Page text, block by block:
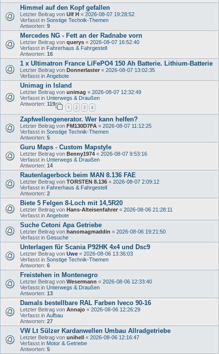
Himmel auf den Kopf gefallen
Letzter Beitrag von Ulf H « 2026-08-07 19:28:52
Verfasst in Sonstige Technik-Themen
Antworten: 9
Mercedes NG - Fett an der Radnabe vorn
Letzter Beitrag von querys « 2026-08-07 16:52:40
Verfasst in Fahrerhaus & Fahrgestell
Antworten: 16
1 x Ultimatron France LiFePO4 150 Ah Batterie. Lithium-Batterie
Letzter Beitrag von Donnerlaster « 2026-08-07 13:02:35
Verfasst in Angebote
Unimag in Island
Letzter Beitrag von unimag « 2026-08-07 12:32:49
Verfasst in Unterwegs & Draußen
Antworten: 119
1 2 3 4
Zapfwellengenerator. Wer kann helfen?
Letzter Beitrag von FM130D7FA « 2026-08-07 11:12:25
Verfasst in Sonstige Technik-Themen
Antworten: 5
Guru Maps - Custom Mapstyle
Letzter Beitrag von Benny1974 « 2026-08-07 9:53:16
Verfasst in Unterwegs & Draußen
Antworten: 14
Rautenlagerbock beim MAN 8.136 FAE
Letzter Beitrag von TORSTEN 8.136 « 2026-08-07 2:09:12
Verfasst in Fahrerhaus & Fahrgestell
Antworten: 2
Biete 5 Felgen 8-Loch mit 14,5R20
Letzter Beitrag von Hans-Alteisenfahrer « 2026-08-06 21:28:11
Verfasst in Angebote
Suche Cetoni Apa Getriebe
Letzter Beitrag von hanomagmaddin « 2026-08-06 19:21:50
Verfasst in Gesuche
Unterlagen für Scania P92HK 4x4 und Dsc9
Letzter Beitrag von Uwe « 2026-08-06 13:36:03
Verfasst in Sonstige Technik-Themen
Antworten: 6
Freistehen in Montenegro
Letzter Beitrag von Wesermann « 2026-08-06 12:33:40
Verfasst in Unterwegs & Draußen
Antworten: 13
Damals bestellbare RAL Farben Iveco 90-16
Letzter Beitrag von Annajo « 2026-08-06 12:26:29
Verfasst in Aufbau
Antworten: 27
VW Lt Sülzer Kardanwellen Umbau Allradgetriebe
Letzter Beitrag von unihell « 2026-08-06 12:16:47
Verfasst in Motor & Getriebe
Antworten: 5